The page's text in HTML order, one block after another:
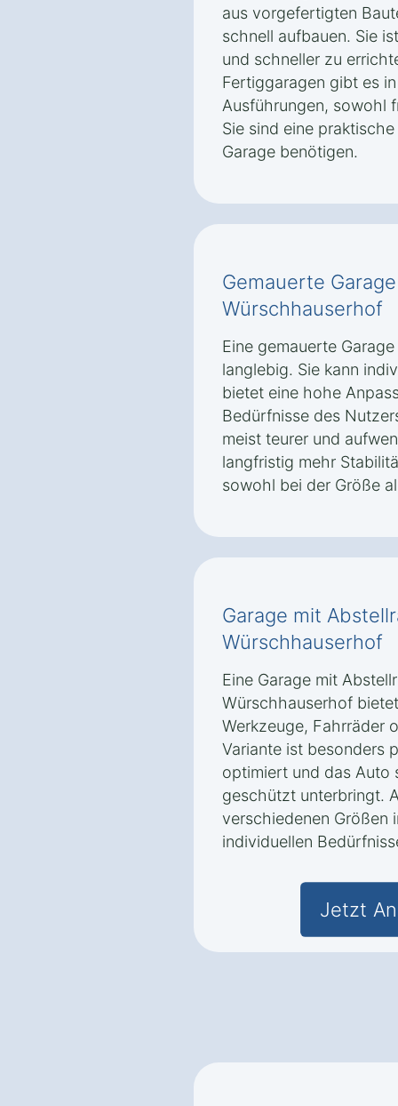
aus vorgefertigten
schnell aufbauen. Sie
und schneller zu
Fertiggaragen gibt es
Ausführungen, sowohl
Sie sind eine
Garage benötigen.
Gemauerte
Würschhauserhof
Eine gemauerte
langlebig. Sie kann
bietet eine hohe
Bedürfnisse des
meist teurer und
langfristig mehr
sowohl bei der Größe
Garage mit
Würschhauserhof
Eine Garage mit
Würschhauserhof
Werkzeuge, Fahrräder
Variante ist besonders
optimiert und das Auto
geschützt unterbringt.
verschiedenen Größen
individuellen
Jetzt